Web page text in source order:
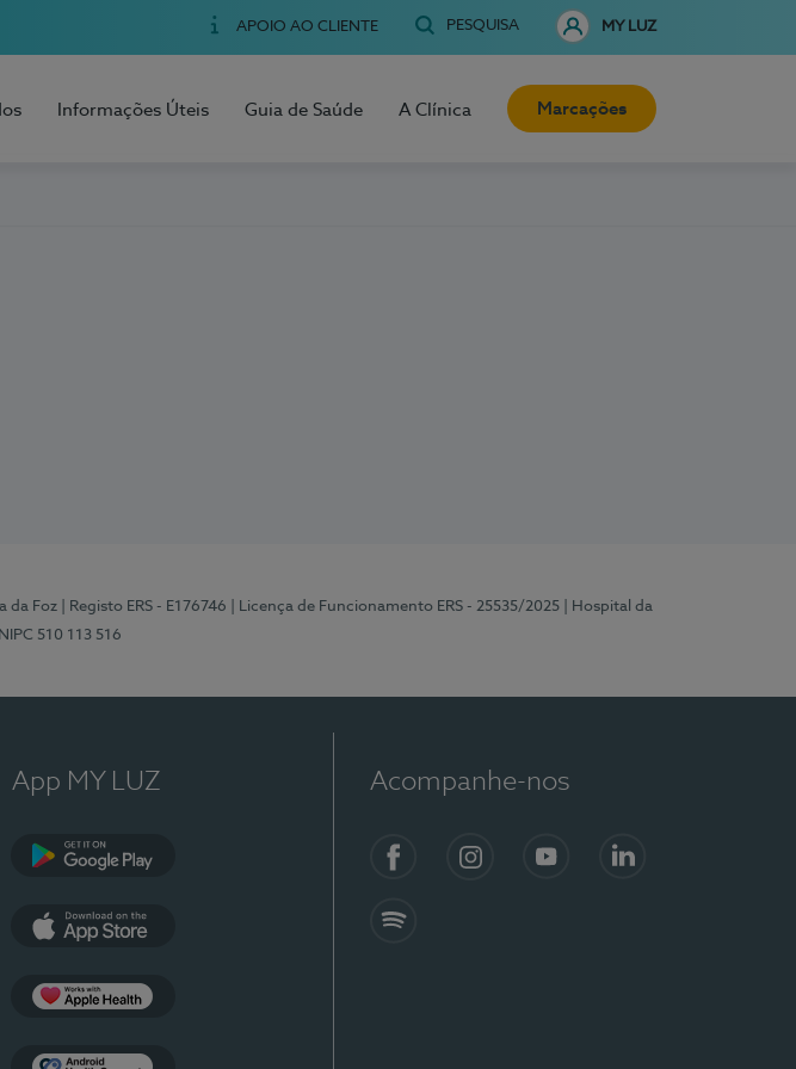
APOIO AO CLIENTE PESQUISA MY LUZ
Informações Úteis Guia de Saúde A Clínica Marcações
da Foz | Registo ERS - E176746 | Licença de Funcionamento ERS - 25535/2025
| Hospital da
NIPC 510 113 516
App MY LUZ Acompanhe-nos